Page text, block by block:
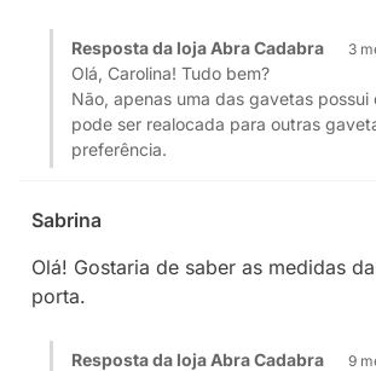
Resposta da loja Abra Cadabra 3
Olá, Carolina! Tudo bem?
Não, apenas uma das gavetas possui
pode ser realocada para outras
preferência.
Sabrina
Olá! Gostaria de saber as medidas
porta.
Resposta da loja Abra Cadabra 9